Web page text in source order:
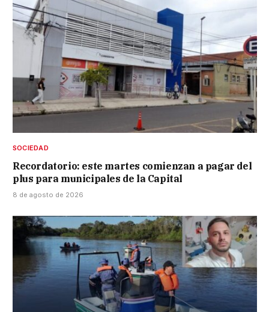
SOCIEDAD
Recordatorio: este martes comienzan a pagar del
plus para municipales de la Capital
8 de agosto de 2026